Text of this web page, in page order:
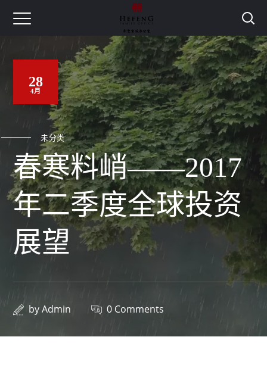
28
4月
未分类
春寒料峭——2017
年二季度全球投资
展望
byAdmin 0 Comments